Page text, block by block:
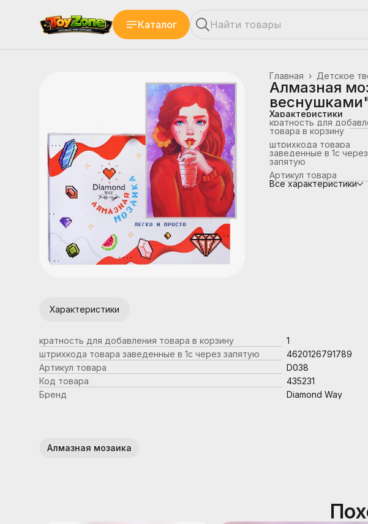
Каталог
Детское
Главная ›
Алмазная
Характеристики
кратность для
товара в корзину
штрихкода товара
заведенные в 1с через
запятую
Артикул товара
Все характеристики
Характеристики
кратность для добавления товара в корзину
1
штрихкода товара заведенные в 1с через запятую
4620126791789
Артикул товара
D038
Код товара
435231
Бренд
Diamond Way
Алмазная мозаика